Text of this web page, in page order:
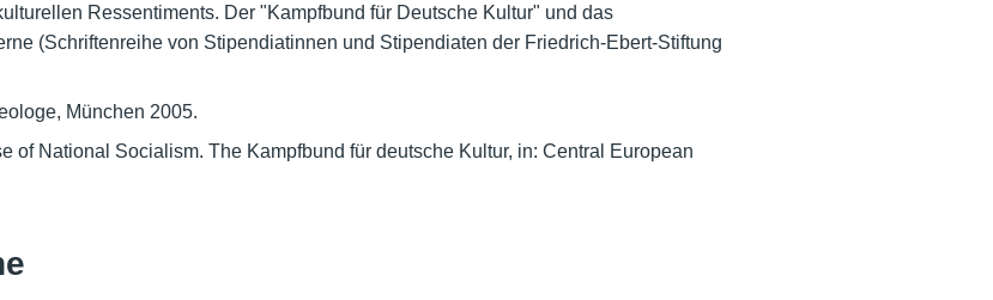
Ressentiments. Der "Kampfbund für Deutsche Kultur" und das
(Schriftenreihe von Stipendiatinnen und Stipendiaten der Friedrich-Ebert-Stiftung
München 2005.
of National Socialism. The Kampfbund für deutsche Kultur, in: Central European